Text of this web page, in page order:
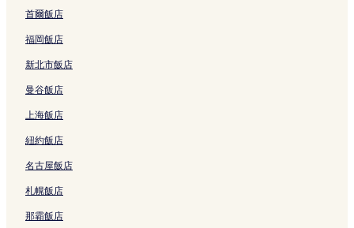
武荖坑風景區附近的飯店
五結飯店
茅埔城古道附近的飯店
五結 3 星級飯店
五結 2 星級飯店
五結 4 星級飯店
新盛里 3 星級飯店
首爾飯店
福岡飯店
新北市飯店
曼谷飯店
上海飯店
紐約飯店
名古屋飯店
札幌飯店
那霸飯店